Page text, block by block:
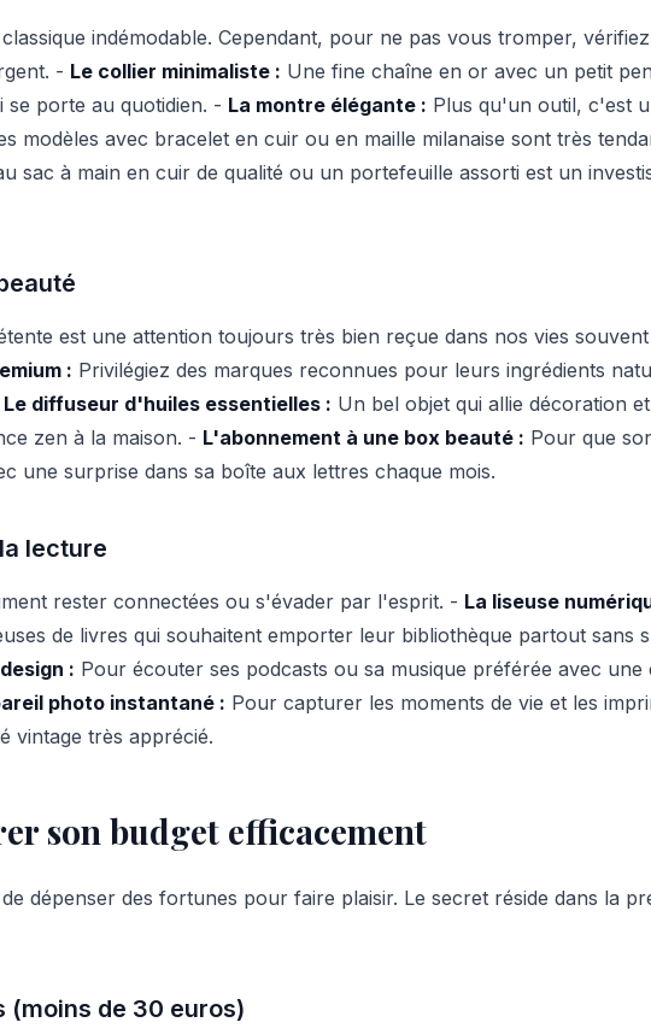
indémodable. Cependant, pour ne pas vous tromper,
- Le collier minimaliste : Une fine chaîne en or avec un petit
porte au quotidien. - La montre élégante : Plus qu'un outil, c'est
modèles avec bracelet en cuir ou en maille milanaise sont très
sac à main en cuir de qualité ou un portefeuille assorti est un
est une attention toujours très bien reçue dans nos vies
: Privilégiez des marques reconnues pour leurs ingrédients
Le diffuseur d'huiles essentielles : Un bel objet qui allie décoration
zen à la maison. - L'abonnement à une box beauté : Pour que
une surprise dans sa boîte aux lettres chaque mois.
lecture
rester connectées ou s'évader par l'esprit. - La liseuse
de livres qui souhaitent emporter leur bibliothèque partout sans
: Pour écouter ses podcasts ou sa musique préférée avec une
photo instantané : Pour capturer les moments de vie et les
vintage très apprécié.
son budget efficacement
dépenser des fortunes pour faire plaisir. Le secret réside dans la
(moins de 30 euros)